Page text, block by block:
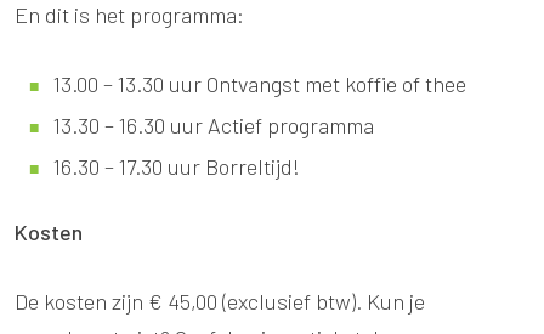
En dit is het programma:
13.00 – 13.30 uur Ontvangst met koffie of thee
13.30 – 16.30 uur Actief programma
16.30 – 17.30 uur Borreltijd!
Kosten
De kosten zijn € 45,00 (exclusief btw). Kun je